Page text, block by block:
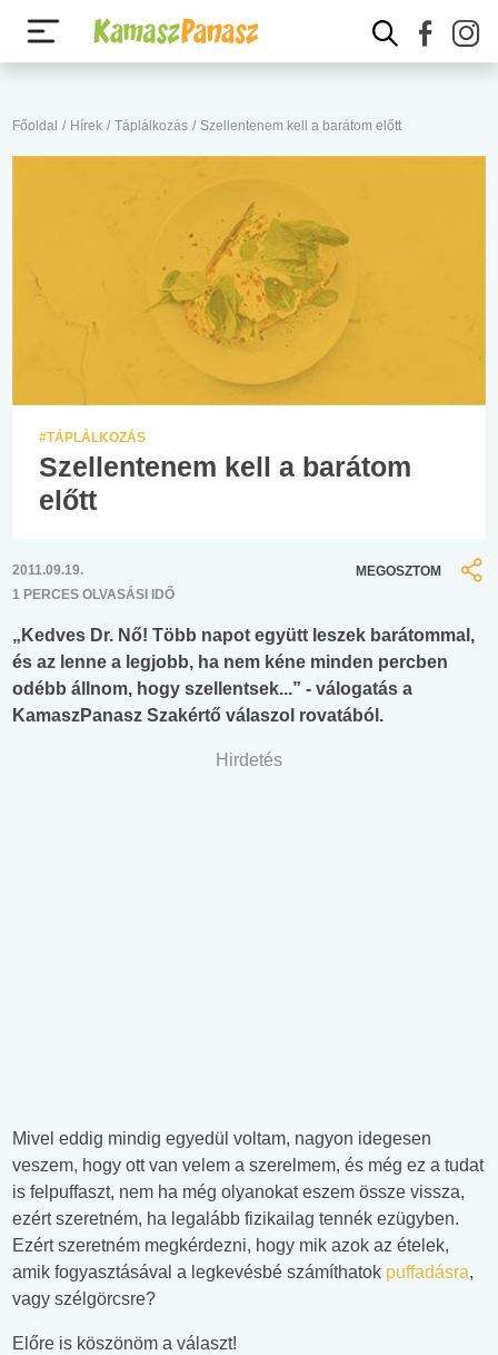
Főoldal / Hírek / Táplálkozás / Szellentenem kell a barátom előtt
#TÁPLÁLKOZÁS
Szellentenem kell a barátom
előtt
2011.09.19.
1 PERCES OLVASÁSI IDŐ
MEGOSZTOM
„Kedves Dr. Nő! Több napot együtt leszek barátommal,
és az lenne a legjobb, ha nem kéne minden percben
odébb állnom, hogy szellentsek...” - válogatás a
KamaszPanasz Szakértő válaszol rovatából.
Hirdetés
Mivel eddig mindig egyedül voltam, nagyon idegesen
veszem, hogy ott van velem a szerelmem, és még ez a tudat
is felpuffaszt, nem ha még olyanokat eszem össze vissza,
ezért szeretném, ha legalább fizikailag tennék ezügyben.
Ezért szeretném megkérdezni, hogy mik azok az ételek,
amik fogyasztásával a legkevésbé számíthatok puffadásra,
vagy szélgörcsre?
Előre is köszönöm a választ!